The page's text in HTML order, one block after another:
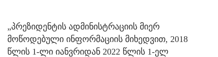
„პრეზიდენტის ადმინისტრაციის მიერ
მოწოდებული ინფორმაციის მიხედვით, 2018
წლის 1-ლი იანვრიდან 2022 წლის 1-ელ